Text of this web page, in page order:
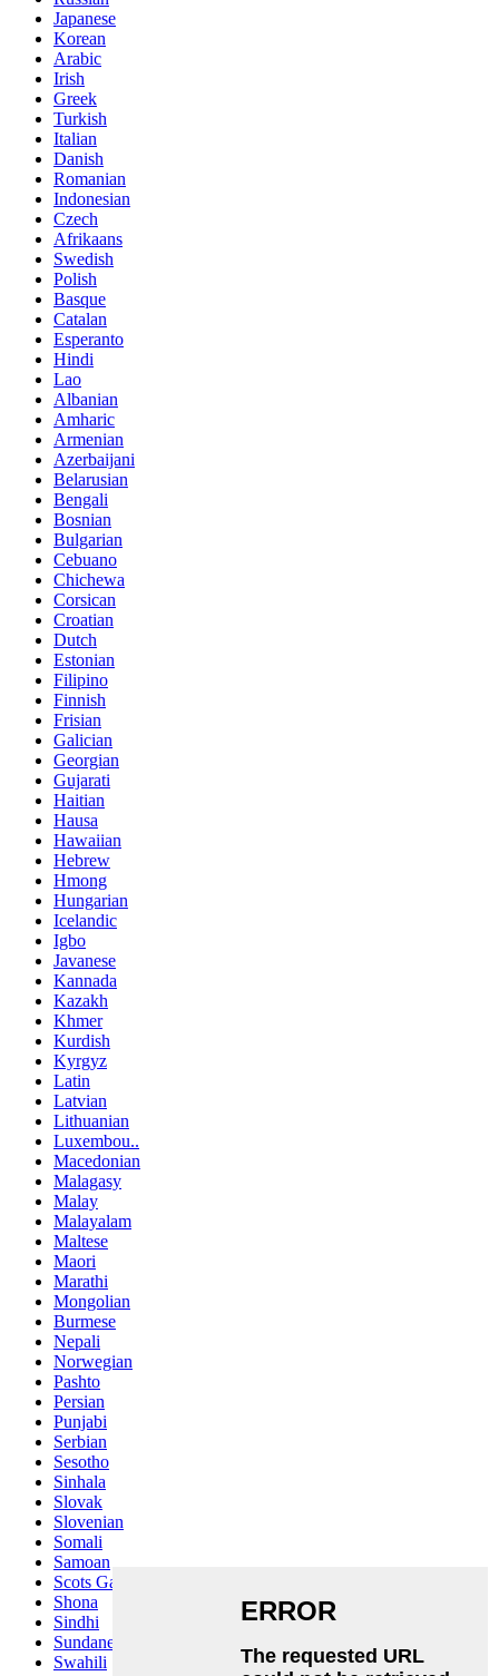
Japanese
Korean
Arabic
Irish
Greek
Turkish
Italian
Danish
Romanian
Indonesian
Czech
Afrikaans
Swedish
Polish
Basque
Catalan
Esperanto
Hindi
Lao
Albanian
Amharic
Armenian
Azerbaijani
Belarusian
Bengali
Bosnian
Bulgarian
Cebuano
Chichewa
Corsican
Croatian
Dutch
Estonian
Filipino
Finnish
Frisian
Galician
Georgian
Gujarati
Haitian
Hausa
Hawaiian
Hebrew
Hmong
Hungarian
Icelandic
Igbo
Javanese
Kannada
Kazakh
Khmer
Kurdish
Kyrgyz
Latin
Latvian
Lithuanian
Luxembou..
Macedonian
Malagasy
Malay
Malayalam
Maltese
Maori
Marathi
Mongolian
Burmese
Nepali
Norwegian
Pashto
Persian
Punjabi
Serbian
Sesotho
Sinhala
Slovak
Slovenian
Somali
Samoan
Scots Gaelic
Shona
Sindhi
Sundanese
Swahili